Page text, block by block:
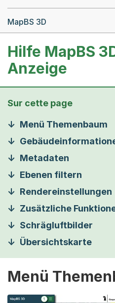
MapBS 3D
Hilfe MapBS
Anzeige
Sur cette page
Menü Themenbaum
Metadaten
Ebenen filtern
Rendereinstellungen
Zusätzliche
Schrägluftbilder
Übersichtskarte
Menü